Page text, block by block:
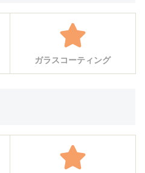
ガラスコーティング